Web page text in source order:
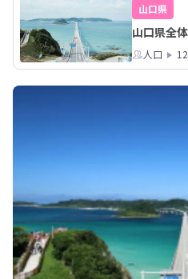
山口県
山口県全体
人口